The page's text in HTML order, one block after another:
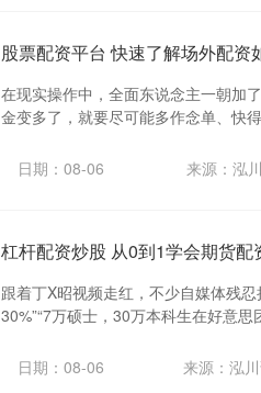
股票配资平台 快速了解场外配
在现实操作中，全面东说念主一朝加
金变多了，就要尽可能多作念单、快
日期：08-06 来源：泓
杠杆配资炒股 从0到1学会期货
跟着丁X昭视频走红，不少自媒体残
30%”“7万硕士，30万本科生在好意
日期：08-06 来源：泓